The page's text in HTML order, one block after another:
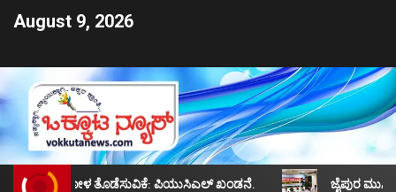
August 9, 2026
ಕೋಳ ತೊಡೆಸುವಿಕೆ: ಪಿಯುಸಿಎಲ್ ಖಂಡನೆ. ಜೈಪುರ ಮುಸ್ಲಿಮ್